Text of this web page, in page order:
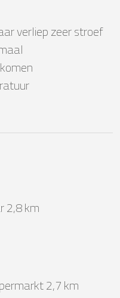
verliep zeer stroef
2,8 km
2,7 km